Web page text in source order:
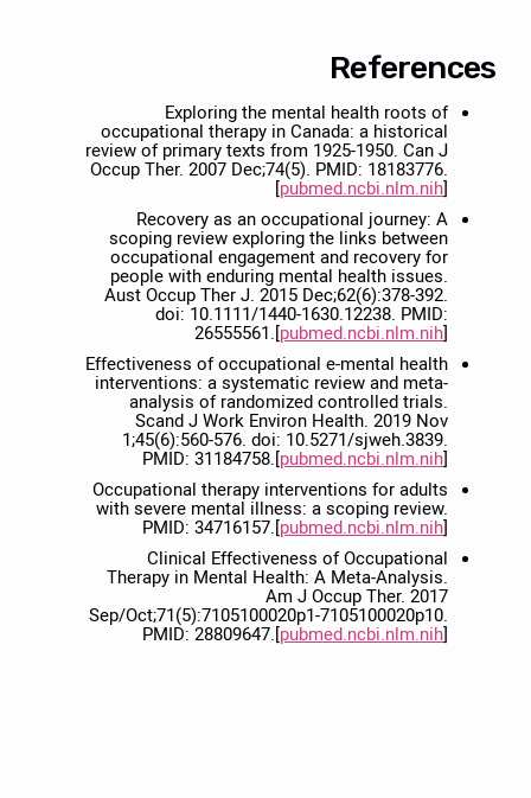
References
Exploring the mental health roots of
occupational therapy in Canada: a historical
review of primary texts from 1925-1950. Can J
Occup Ther. 2007 Dec;74(5). PMID: 18183776.
[pubmed.ncbi.nlm.nih]
Recovery as an occupational journey: A
scoping review exploring the links between
occupational engagement and recovery for
people with enduring mental health issues.
Aust Occup Ther J. 2015 Dec;62(6):378-392.
doi: 10.1111/1440-1630.12238. PMID:
26555561.[pubmed.ncbi.nlm.nih]
Effectiveness of occupational e-mental health
interventions: a systematic review and meta-
analysis of randomized controlled trials.
Scand J Work Environ Health. 2019 Nov
1;45(6):560-576. doi: 10.5271/sjweh.3839.
PMID: 31184758.[pubmed.ncbi.nlm.nih]
Occupational therapy interventions for adults
with severe mental illness: a scoping review.
PMID: 34716157.[pubmed.ncbi.nlm.nih]
Clinical Effectiveness of Occupational
Therapy in Mental Health: A Meta-Analysis.
Am J Occup Ther. 2017
Sep/Oct;71(5):7105100020p1-7105100020p10.
PMID: 28809647.[pubmed.ncbi.nlm.nih]